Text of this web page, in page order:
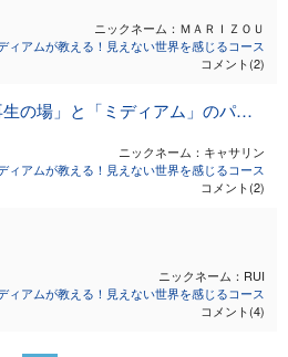
ニックネーム：ＭＡＲＩＺＯＵ
ィアムが教える！見えない世界を感じるコース
コメント(2)
フォーカス27 「癒しと再生の場」と「ミディアム」のパワーにぶったまげる
ニックネーム：キャサリン
ィアムが教える！見えない世界を感じるコース
コメント(2)
ニックネーム：RUI
ィアムが教える！見えない世界を感じるコース
コメント(4)